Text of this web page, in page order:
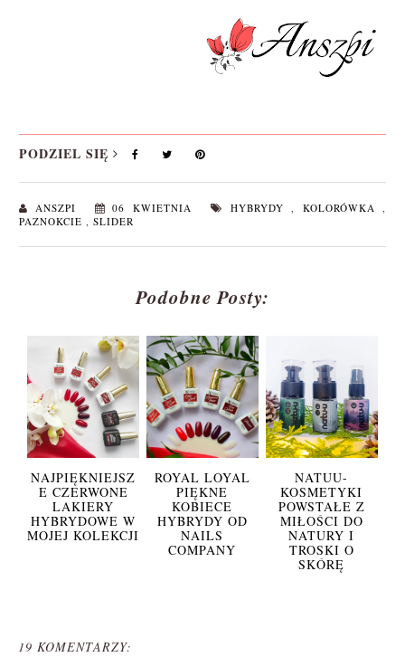
PODZIEL SIĘ
ANSZPI 06 KWIETNIA HYBRYDY, KOLORÓWKA,
PAZNOKCIE , SLIDER
Podobne Posty:
NAJPIĘKNIEJSZ
E CZERWONE
LAKIERY
HYBRYDOWE W
MOJEJ KOLEKCJI
ROYAL LOYAL
PIĘKNE
KOBIECE
HYBRYDY OD
NAILS
COMPANY
NATUU-
KOSMETYKI
POWSTAŁE Z
MIŁOŚCI DO
NATURY I
TROSKI O
SKÓRĘ
19 KOMENTARZY: